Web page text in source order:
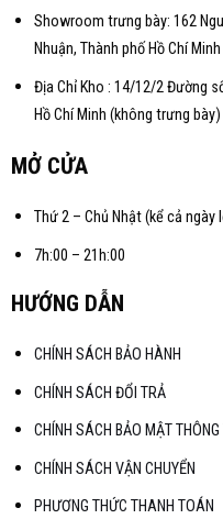
Showroom trưng bày: 162
Nhuận, Thành phố Hồ Chí Minh
Địa Chỉ Kho : 14/12/2 Đường
Hồ Chí Minh (không trưng bày)
MỞ CỬA
Thứ 2 – Chủ Nhật (kể cả ngày
7h:00 – 21h:00
HƯỚNG DẪN
CHÍNH SÁCH BẢO HÀNH
CHÍNH SÁCH ĐỔI TRẢ
CHÍNH SÁCH BẢO MẬT THÔNG
CHÍNH SÁCH VẬN CHUYỂN
PHƯƠNG THỨC THANH TOÁN